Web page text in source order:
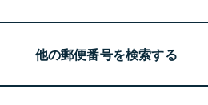
他の郵便番号を検索する